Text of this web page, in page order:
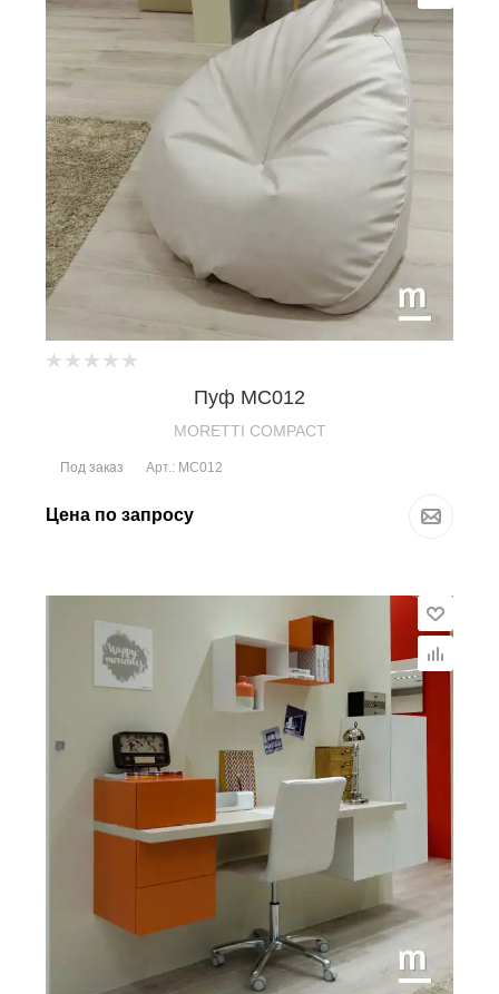
Пуф MC012
MORETTI COMPACT
Под заказ Арт.: MC012
Цена по запросу